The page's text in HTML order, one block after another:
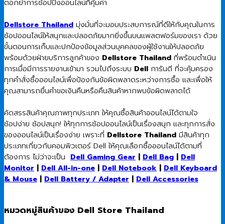
ตอกย้ำการช้อปปิ้งออนไลน์ที่คุ้มค่า
Dellstore Thailand มุ่งมั่นที่จะมอบประสบการณ์ที่ดีให้กับคุณในการ
ช้อปออนไลน์ให้สนุกและปลอดภัยมากยิ่งขึ้นบนแพลตฟอร์มของเรา ด้วย
ขั้นตอนการเก็บและปกป้องข้อมูลส่วนบุคคลของผู้ใช้งานให้ปลอดภัย
พร้อมด้วยฝ่ายบริการลูกค้าของ Dellstore Thailand ที่พร้อมดำเนิน
การเมื่อมีการรายงานเข้ามา รวมไปถึงระบบ Dell การันตี ที่จะคุ้มครอง
ทุกคำสั่งซื้อออนไลน์เพื่อป้องกันข้อผิดพลาดระหว่างการซื้อ และเพื่อให้
คุณสามารถยื่นคำขอเงินคืนหรือคืนสินค้าหากพบข้อผิดพลาดได้
คัดสรรสินค้าคุณภาพทุกประเภท ให้คุณซื้อสินค้าออนไลน์ได้ตามใจ
ช้อปง่าย ช้อปสนุก! ให้ทุกการช้อปออนไลน์เป็นเรื่องสนุก และทุกการสั่ง
ของออนไลน์เป็นเรื่องง่าย เพราะที่ Dellstore Thailand มีสินค้าทุก
ประเภทเกี่ยวกับคอมพิวเตอร์ Dell ให้คุณเลือกซื้อออนไลน์ได้ตามที่
ต้องการ ไม่ว่าจะเป็น Dell Gaming Gear | Dell Bag | Dell
Monitor | Dell All-in-one | Dell Notebook | Dell Keyboard
& Mouse | Dell Battery / Adapter | Dell Accessories
หมวดหมู่สินค้าของ Dell Store Thailand